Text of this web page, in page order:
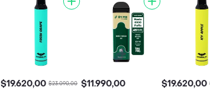
$19.620,00 $23.090,00 $11.990,00 $19.620,00